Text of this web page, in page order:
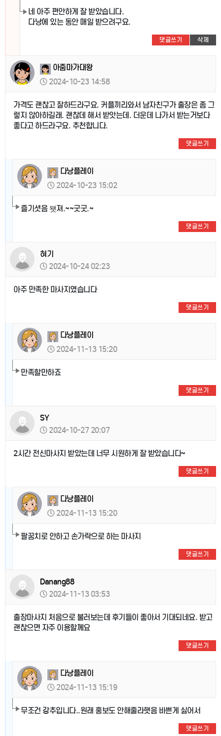
네 아주 편안하게 잘 받았습니다.
다낭에 있는 동안 매일 받으려구요.
댓글쓰기 삭제
아줌마가대왕
2024-10-23 14:58
가격도 괜찮고 잘하드라구요. 커플끼리와서 남자친구가 출장은 좀 그
렇지 않아하길래. 괜찮데 해서 받앗는데. 더운데 나가서 받는거보다
좋다고 하드라구요. 추천합니다.
댓글쓰기
다낭플레이
2024-10-23 15:02
즐기셧음 됏져.~~굿굿.~
댓글쓰기
혀기
2024-10-24 02:23
아주 만족한 마사지였습니다
댓글쓰기
다낭플레이
2024-11-13 15:20
만족할만하죠
댓글쓰기
SY
2024-10-27 20:07
2시간 전신마사지 받았는데 너무 시원하게 잘 받았습니다~
댓글쓰기
다낭플레이
2024-11-13 15:20
팔꿈치로 안하고 손가락으로 하는 마사지
댓글쓰기
Danang88
2024-11-13 03:53
출장마사지 처음으로 불러보는데 후기들이 좋아서 기대되네요. 받고
괜찮으면 자주 이용할께요
댓글쓰기
다낭플레이
2024-11-13 15:19
무조건 강추입니다..원래 홍보도 안해줄라햇음 바쁜게 싫어서
댓글쓰기